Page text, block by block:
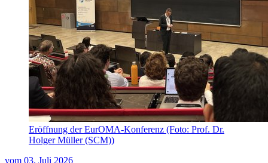
Eröffnung der EurOMA-Konferenz (Foto: Prof. Dr.
Holger Müller (SCM))
vom 03. Juli 2026